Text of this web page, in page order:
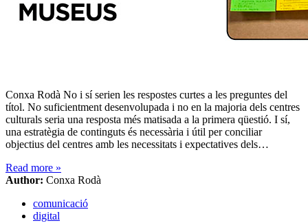
Conxa Rodà No i sí serien les respostes curtes a les preguntes del
títol. No suficientment desenvolupada i no en la majoria dels centres
culturals seria una resposta més matisada a la primera qüestió. I sí,
una estratègia de continguts és necessària i útil per conciliar
objectius del centres amb les necessitats i expectatives dels…
Read more »
Author: Conxa Rodà
comunicació
digital